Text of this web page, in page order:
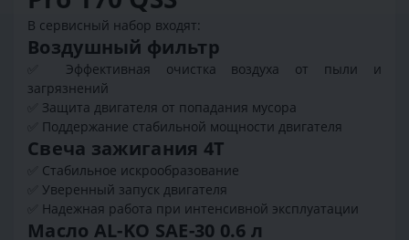
В сервисный набор входят:
Воздушный фильтр
✅ Эффективная очистка воздуха от пыли и
загрязнений
✅ Защита двигателя от попадания мусора
✅ Поддержание стабильной мощности двигателя
Свеча зажигания 4Т
✅ Стабильное искрообразование
✅ Уверенный запуск двигателя
✅ Надежная работа при интенсивной эксплуатации
Масло AL-KO SAE-30 0.6 л